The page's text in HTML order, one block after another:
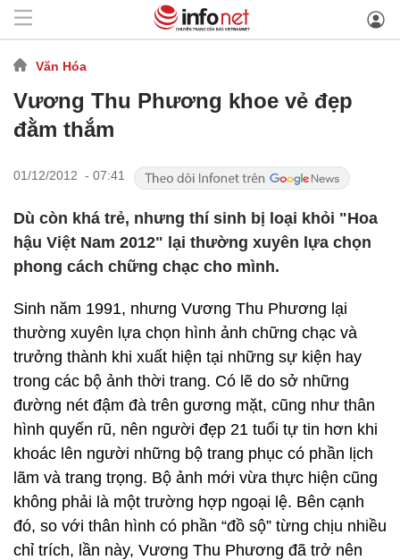
Văn Hóa
Vương Thu Phương khoe vẻ đẹp
đằm thắm
01/12/2012 - 07:41
Dù còn khá trẻ, nhưng thí sinh bị loại khỏi "Hoa
hậu Việt Nam 2012" lại thường xuyên lựa chọn
phong cách chững chạc cho mình.
Sinh năm 1991, nhưng Vương Thu Phương lại
thường xuyên lựa chọn hình ảnh chững chạc và
trưởng thành khi xuất hiện tại những sự kiện hay
trong các bộ ảnh thời trang. Có lẽ do sở những
đường nét đậm đà trên gương mặt, cũng như thân
hình quyến rũ, nên người đẹp 21 tuổi tự tin hơn khi
khoác lên người những bộ trang phục có phần lịch
lãm và trang trọng. Bộ ảnh mới vừa thực hiện cũng
không phải là một trường hợp ngoại lệ. Bên cạnh
đó, so với thân hình có phần “đồ sộ” từng chịu nhiều
chỉ trích, lần này, Vương Thu Phương đã trở nên